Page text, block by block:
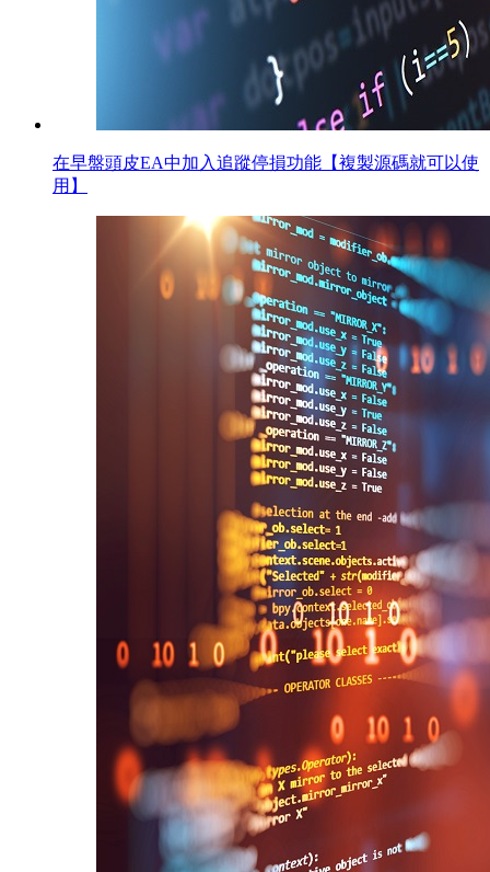
在早盤頭皮EA中加入追蹤停損功能【複製源碼就可以使
用】